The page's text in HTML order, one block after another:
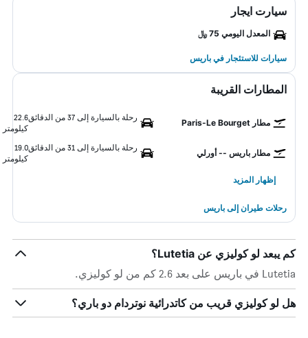
سيارت ايجار
المعدل اليومي 75 ﷼
سيارات للاستئجار في باريس
المطارات القريبة
مطار Paris-Le Bourget
رحلة بالسيارة إلى 37 من الدقائق
22.6
كيلومتر
مطار باريس -- أورلي
رحلة بالسيارة إلى 31 من الدقائق
19.0
كيلومتر
إظهار المزيد
رحلات طيران إلى باريس
كم يبعد لو كوليزي عن Lutetia؟
Lutetia في باريس على بعد 2.6 كم من لو كوليزي.
هل لو كوليزي قريب من كاتدرائية نوتردام دو باري؟